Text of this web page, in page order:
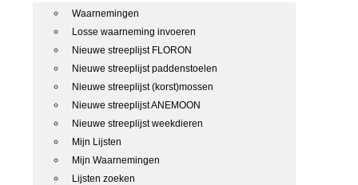
Waarnemingen
Losse waarneming invoeren
Nieuwe streeplijst FLORON
Nieuwe streeplijst paddenstoelen
Nieuwe streeplijst (korst)mossen
Nieuwe streeplijst ANEMOON
Nieuwe streeplijst weekdieren
Mijn Lijsten
Mijn Waarnemingen
Lijsten zoeken